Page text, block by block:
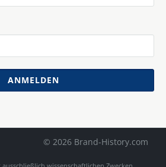
ANMELDEN
© 2026 Brand-History.com
wissenschaftlichen Zwecken.